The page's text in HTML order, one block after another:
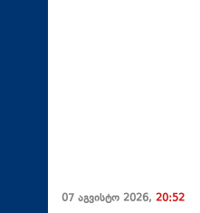
07 აგვისტო 2026, 20:52